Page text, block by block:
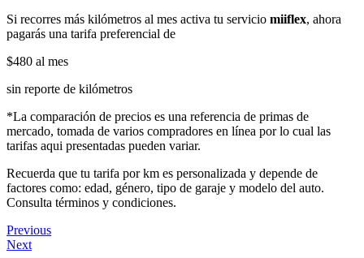
Si recorres más kilómetros al mes activa tu servicio miiflex, ahora
pagarás una tarifa preferencial de
$480 al mes
sin reporte de kilómetros
*La comparación de precios es una referencia de primas de
mercado, tomada de varios compradores en línea por lo cual las
tarifas aqui presentadas pueden variar.
Recuerda que tu tarifa por km es personalizada y depende de
factores como: edad, género, tipo de garaje y modelo del auto.
Consulta términos y condiciones.
Previous
Next